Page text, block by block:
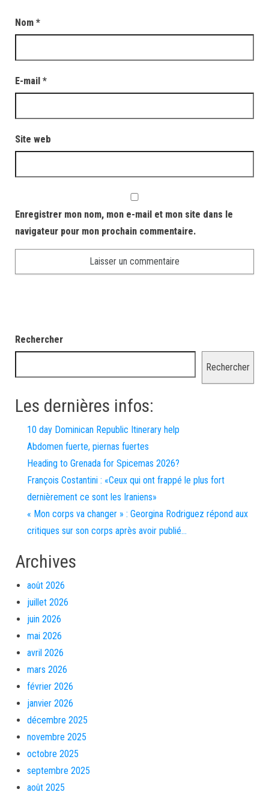
Nom *
E-mail *
Site web
Enregistrer mon nom, mon e-mail et mon site dans le
navigateur pour mon prochain commentaire.
Rechercher
Rechercher
Les dernières infos:
10 day Dominican Republic Itinerary help
Abdomen fuerte, piernas fuertes
Heading to Grenada for Spicemas 2026?
François Costantini : «Ceux qui ont frappé le plus fort
dernièrement ce sont les Iraniens»
« Mon corps va changer » : Georgina Rodriguez répond aux
critiques sur son corps après avoir publié…
Archives
août 2026
juillet 2026
juin 2026
mai 2026
avril 2026
mars 2026
février 2026
janvier 2026
décembre 2025
novembre 2025
octobre 2025
septembre 2025
août 2025